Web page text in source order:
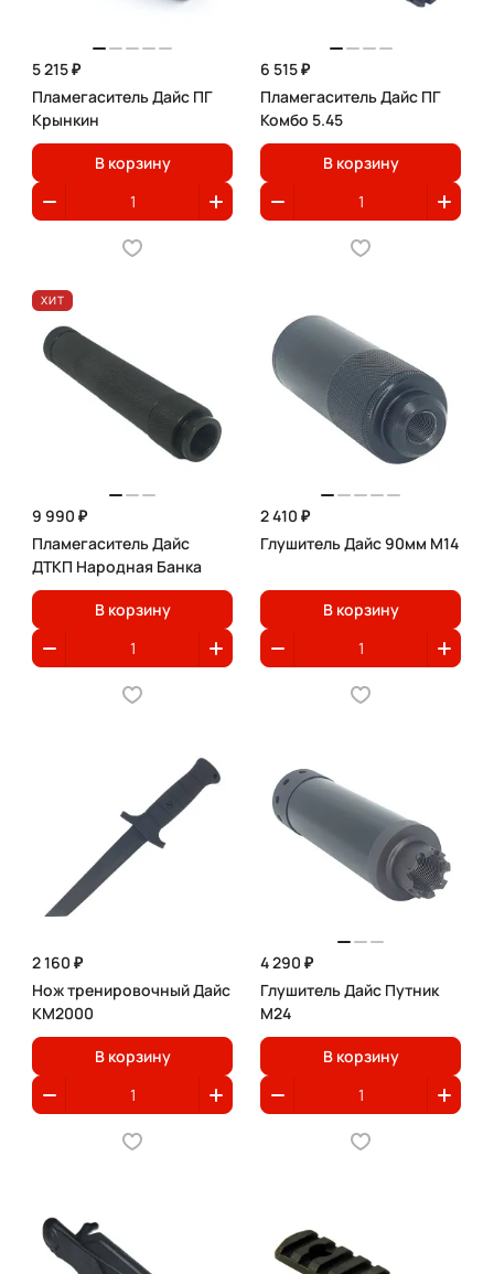
5 215 ₽
Пламегаситель Дайс ПГ
Крынкин
В корзину
6 515 ₽
Пламегаситель Дайс ПГ
Комбо 5.45
В корзину
ХИТ
9 990 ₽
Пламегаситель Дайс
ДТКП Народная Банка
В корзину
2 410 ₽
Глушитель Дайс 90мм M14
В корзину
2 160 ₽
Нож тренировочный Дайс
КМ2000
В корзину
4 290 ₽
Глушитель Дайс Путник
М24
В корзину